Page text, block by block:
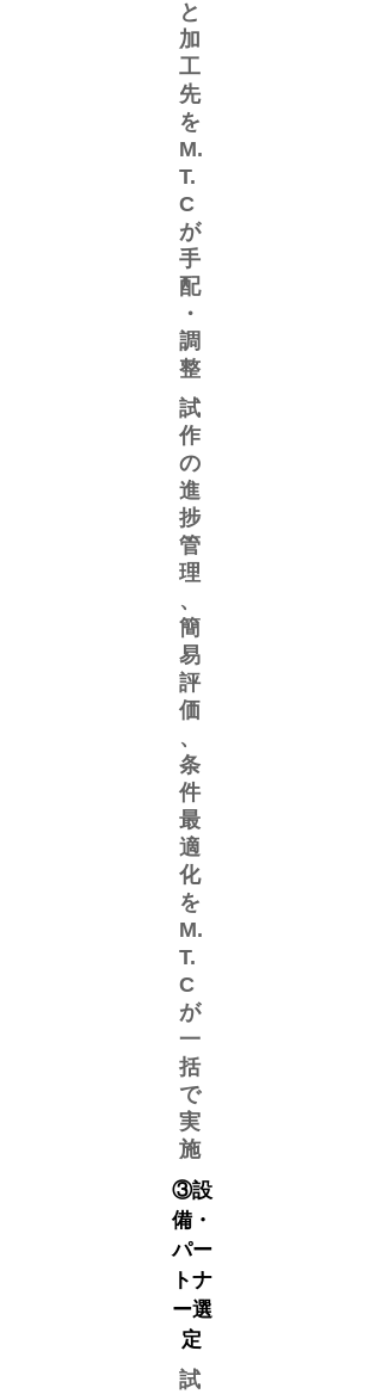
と
加
工
先
を
M.
T.
C
が
手
配
・
調
整
​試
作
の
進
捗
管
理
、
簡
易
評
価
、
条
件
最
適
化
を
M.
T.
C
が
一
括
で
実
施
③設
備・
パー
トナ
ー選
定
​試